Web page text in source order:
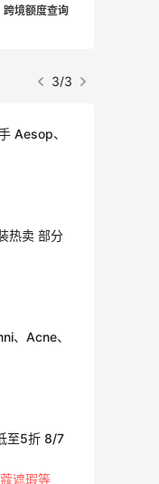
跨境额度查询
3/3
Aesop、
热卖 部分
、Acne、
至5折 8/7
遮瑕等